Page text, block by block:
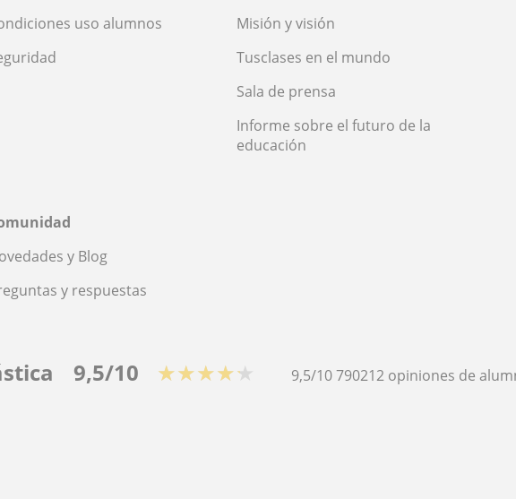
uso alumnos
Misión y visión
Tusclases en el mundo
Sala de prensa
Informe sobre el futuro de la
educación
y Blog
y respuestas
9,5/10 ★★★★★ 9,5/10790212 opiniones de